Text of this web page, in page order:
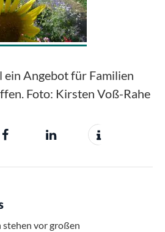
Angebot für Familien
Foto: Kirsten Voß-Rahe
stehen vor großen